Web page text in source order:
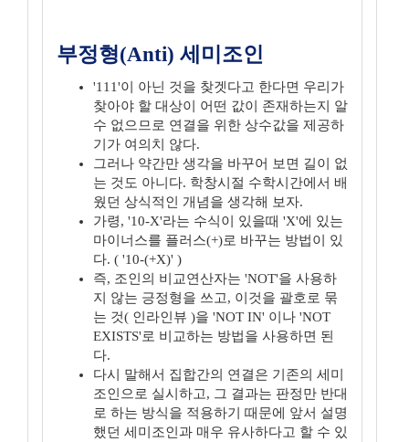
부정형(Anti) 세미조인
'111'이 아닌 것을 찾겟다고 한다면 우리가
찾아야 할 대상이 어떤 값이 존재하는지 알
수 없으므로 연결을 위한 상수값을 제공하
기가 여의치 않다.
그러나 약간만 생각을 바꾸어 보면 길이 없
는 것도 아니다. 학창시절 수학시간에서 배
웠던 상식적인 개념을 생각해 보자.
가령, '10-X'라는 수식이 있을때 'X'에 있는
마이너스를 플러스(+)로 바꾸는 방법이 있
다. ( '10-(+X)' )
즉, 조인의 비교연산자는 'NOT'을 사용하
지 않는 긍정형을 쓰고, 이것을 괄호로 묶
는 것( 인라인뷰 )을 'NOT IN' 이나 'NOT
EXISTS'로 비교하는 방법을 사용하면 된
다.
다시 말해서 집합간의 연결은 기존의 세미
조인으로 실시하고, 그 결과는 판정만 반대
로 하는 방식을 적용하기 때문에 앞서 설명
했던 세미조인과 매우 유사하다고 할 수 있